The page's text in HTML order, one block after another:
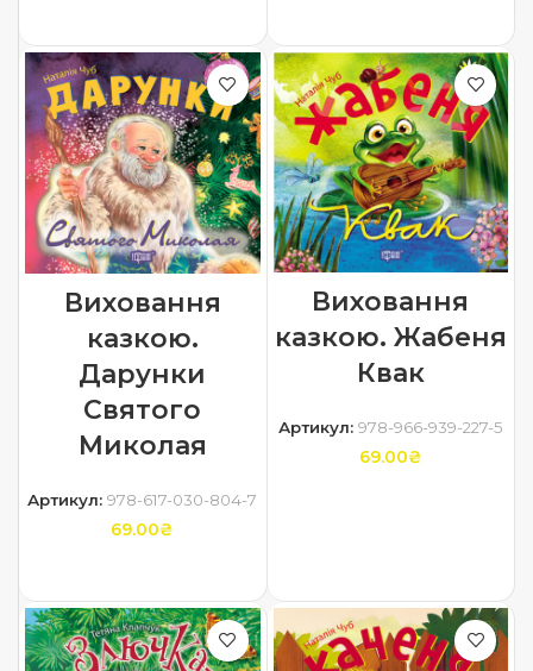
Виховання
казкою.
Дарунки
Святого
Миколая
Артикул:978-617-030-804-7
69.00₴
Виховання
казкою. Жабеня
Квак
Артикул: 978-966-939-227-5
69.00₴